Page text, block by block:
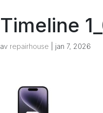
Timeline
av repairhouse jan 7, 2026